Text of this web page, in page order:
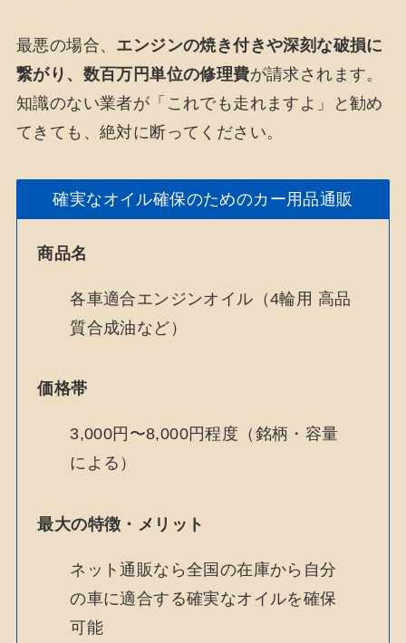
最悪の場合、 エンジンの焼き付きや深刻な破損に
繋がり、数百万円単位の修理費が請求されます。
知識のない業者が「これでも走れますよ」と勧め
てきても、絶対に断ってください。
確実なオイル確保のためのカー用品通販
商品名
各車適合エンジンオイル（4輪用 高品
質合成油など）
価格帯
3,000円〜8,000円程度（銘柄・容量
による）
最大の特徴・メリット
ネット通販なら全国の在庫から自分
の車に適合する確実なオイルを確保
可能